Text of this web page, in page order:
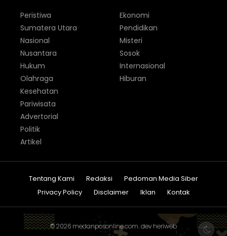
Peristiwa
Sumatera Utara
Nasional
Nusantara
Hukum
Olahraga
Ekonomi
Pendidikan
Misteri
Sosok
Internasional
Hiburan
Kesehatan
Pariwisata
Advertorial
Politik
Artikel
Tentang Kami Redaksi
Pedoman Media Siber
Privacy Policy
Disclaimer Iklan Kontak
© 2026 medanposonline.com. dev heriweb